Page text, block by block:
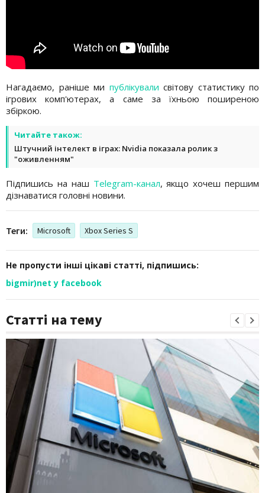
Нагадаємо, раніше ми публікували світову статистику по
ігрових комп'ютерах, а саме за їхньою поширеною
збіркою.
Читайте також:
Штучний інтелект в іграх: Nvidia показала ролик з
"оживленням"
Підпишись на наш Telegram-канал, якщо хочеш першим
дізнаватися головні новини.
Теги: Microsoft Xbox Series S
Не пропусти інші цікаві статті, підпишись:
bigmir)net у facebook
Статті на тему